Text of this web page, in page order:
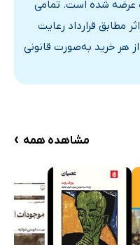
عرضه شده است. تمامی
مطابق قرارداد رعایت
هر خرید به‌صورت قانونی
مشاهده همه ›